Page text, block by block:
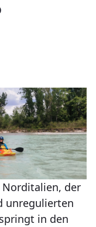
Norditalien, der
unregulierten
in den